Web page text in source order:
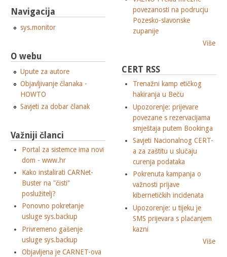
Navigacija
sys.monitor
O webu
Upute za autore
Objavljivanje članaka -
HOWTO
Savjeti za dobar članak
Važniji članci
Portal za sistemce ima novi
dom - www.hr
Kako instalirati CARNet-
Buster na "čisti"
poslužitelj?
Ponovno pokretanje
usluge sys.backup
Privremeno gašenje
usluge sys.backup
Objavljena je CARNET-ova
povezanosti na podrucju
Pozesko-slavonske
zupanije
Više
CERT RSS
Trenažni kamp etičkog
hakiranja u Beču
Upozorenje: prijevare
povezane s rezervacijama
smještaja putem Bookinga
Savjeti Nacionalnog CERT-
a za zaštitu u slučaju
curenja podataka
Pokrenuta kampanja o
važnosti prijave
kibernetičkih incidenata
Upozorenje: u tijeku je
SMS prijevara s plaćanjem
kazni
Više